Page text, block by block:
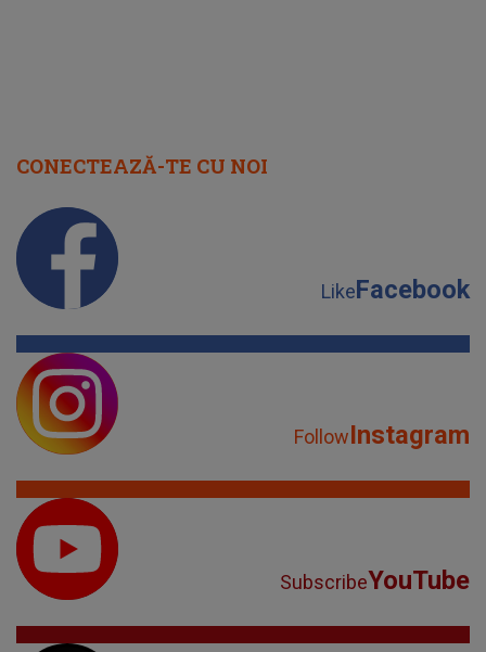
CONECTEAZĂ-TE CU NOI
LikeFacebook
FollowInstagram
SubscribeYouTube